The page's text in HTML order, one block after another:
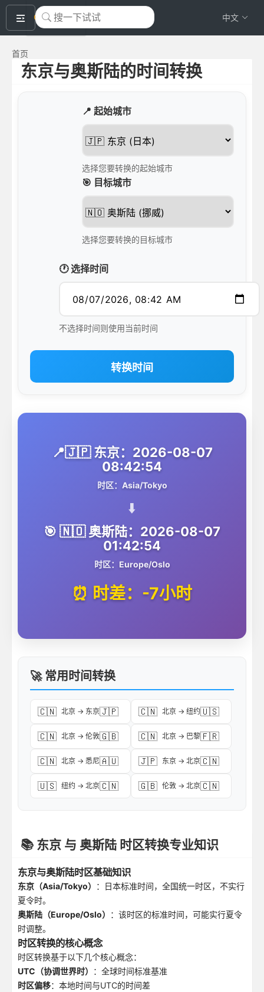
okeyTool 中文
首页
东京与奥斯陆的时间转换
📍 起始城市
选择您要转换的起始城市
🎯 目标城市
选择您要转换的目标城市
🕐 选择时间
不选择时间则使用当前时间
转换时间
📍🇯🇵 东京：2026-08-07
08:42:54
时区：Asia/Tokyo
⬇️
🎯 🇳🇴 奥斯陆：2026-08-07
01:42:54
时区：Europe/Oslo
⏰ 时差：-7小时
🚀 常用时间转换
🇨🇳 北京 → 东京🇯🇵 🇨🇳 北京 → 纽约🇺🇸
🇨🇳 北京 → 伦敦🇬🇧 🇨🇳 北京 → 巴黎🇫🇷
🇨🇳 北京 → 悉尼🇦🇺 🇯🇵 东京 → 北京🇨🇳
🇺🇸 纽约 → 北京🇨🇳 🇬🇧 伦敦 → 北京🇨🇳
📚 东京 与 奥斯陆 时区转换专业知识
东京与奥斯陆时区基础知识
东京（Asia/Tokyo）
：日本标准时间，全国统一时区，不实行
夏令时。
奥斯陆（Europe/Oslo）
：该时区的标准时间，可能实行夏令
时调整。
时区转换的核心概念
时区转换基于以下几个核心概念：
UTC（协调世界时）
：全球时间标准基准
时区偏移：本地时间与UTC的时间差